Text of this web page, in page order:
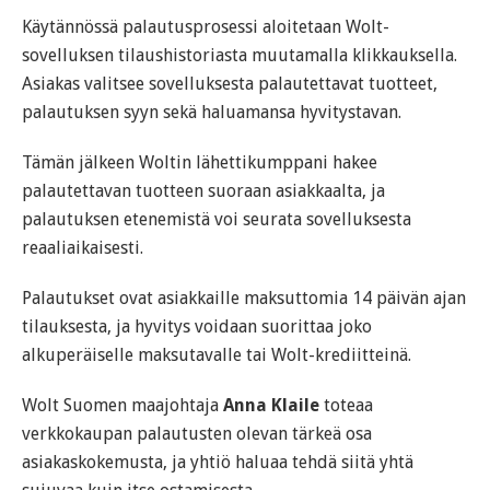
Käytännössä palautusprosessi aloitetaan Wolt-
sovelluksen tilaushistoriasta muutamalla klikkauksella.
Asiakas valitsee sovelluksesta palautettavat tuotteet,
palautuksen syyn sekä haluamansa hyvitystavan.
Tämän jälkeen Woltin lähettikumppani hakee
palautettavan tuotteen suoraan asiakkaalta, ja
palautuksen etenemistä voi seurata sovelluksesta
reaaliaikaisesti.
Palautukset ovat asiakkaille maksuttomia 14 päivän ajan
tilauksesta, ja hyvitys voidaan suorittaa joko
alkuperäiselle maksutavalle tai Wolt-krediitteinä.
Wolt Suomen maajohtaja Anna Klaile toteaa
verkkokaupan palautusten olevan tärkeä osa
asiakaskokemusta, ja yhtiö haluaa tehdä siitä yhtä